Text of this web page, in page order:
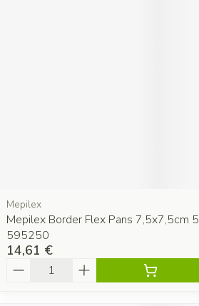
Mepilex
Mepilex Border Flex Pans 7,5x7,5cm 5
595250
14,61 €
Quantité